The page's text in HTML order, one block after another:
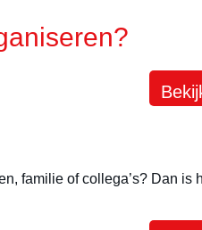
familie of collega’s? Dan